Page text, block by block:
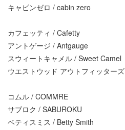
キャビンゼロ / cabin zero
カフェッティ / Cafetty
アントゲージ / Antgauge
スウィートキャメル / Sweet Camel
ウエストウッド アウトフィッター
コムル / COMMRE
サブロク / SABUROKU
ベティスミス / Betty Smith